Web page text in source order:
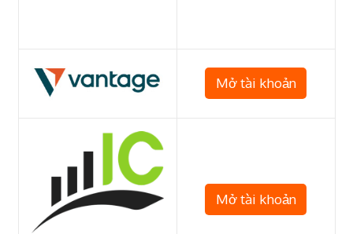
Mở tài khoản
Mở tài khoản